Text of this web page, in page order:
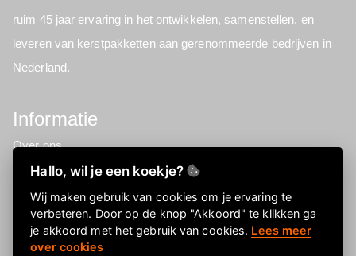
ruim 45 jaar ervaring in het ontwikkelen, samenstellen, en
leveren van kerstpakketten aan gerenommeerde bedrijven in
Nederland.
Informatie
Over ons
FAQ
Privacyverklaring
Contactgegevens
Hallo, wil je een koekje?
Wij maken gebruik van cookies om je ervaring te
verbeteren. Door op de knop "Akkoord" te klikken ga
je akkoord met het gebruik van cookies. Lees meer
over cookies